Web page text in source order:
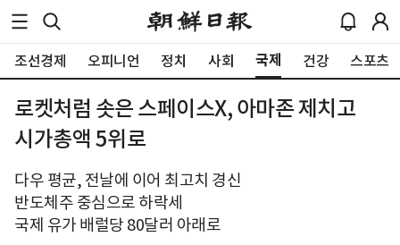
조선경제 오피니언 정치 사회 국제 건강 스포츠
로켓처럼 솟은 스페이스X, 아마존 제치고
시가총액 5위로
다우 평균, 전날에 이어 최고치 경신
반도체주 중심으로 하락세
국제 유가 배럴당 80달러 아래로